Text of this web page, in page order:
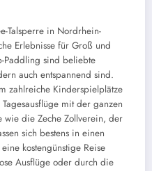
Talsperre in Nordrhein-
Erlebnisse für Groß und
Paddling sind beliebte
auch entspannend sind.
zahlreiche Kinderspielplätze
mit der ganzen
wie die Zeche Zollverein, der
sich bestens in einen
kostengünstige Reise
Ausflüge oder durch die